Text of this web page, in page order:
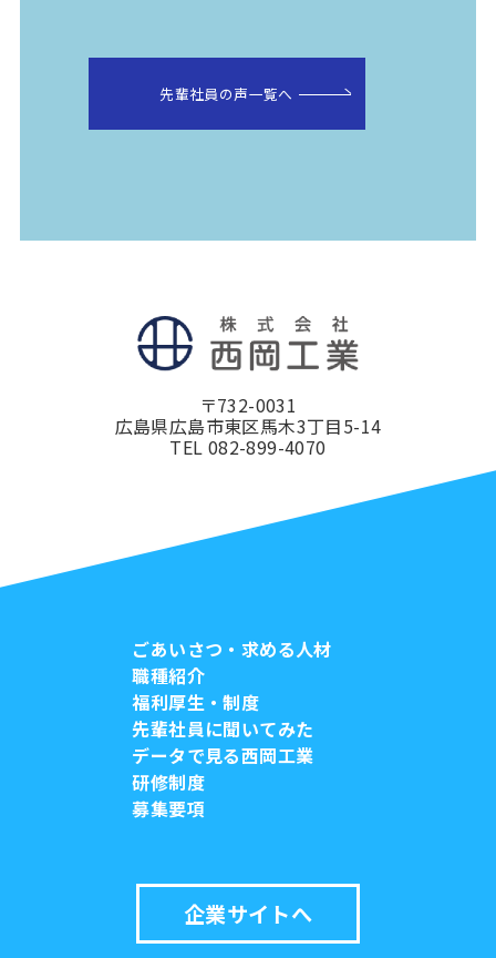
先輩社員の声一覧へ
〒732-0031
広島県広島市東区馬木3丁目5-14
TEL 082-899-4070
ごあいさつ・求める人材
職種紹介
福利厚生・制度
先輩社員に聞いてみた
データで見る西岡工業
研修制度
募集要項
企業サイトへ